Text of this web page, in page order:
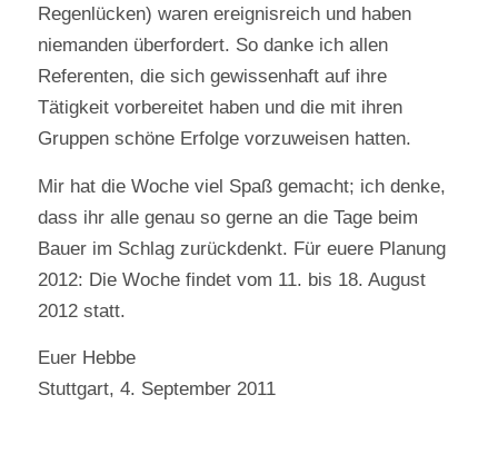
Regenlücken) waren ereignisreich und haben
niemanden überfordert. So danke ich allen
Referenten, die sich gewissenhaft auf ihre
Tätigkeit vorbereitet haben und die mit ihren
Gruppen schöne Erfolge vorzuweisen hatten.
Mir hat die Woche viel Spaß gemacht; ich denke,
dass ihr alle genau so gerne an die Tage beim
Bauer im Schlag zurückdenkt. Für euere Planung
2012: Die Woche findet vom 11. bis 18. August
2012 statt.
Euer Hebbe
Stuttgart, 4. September 2011